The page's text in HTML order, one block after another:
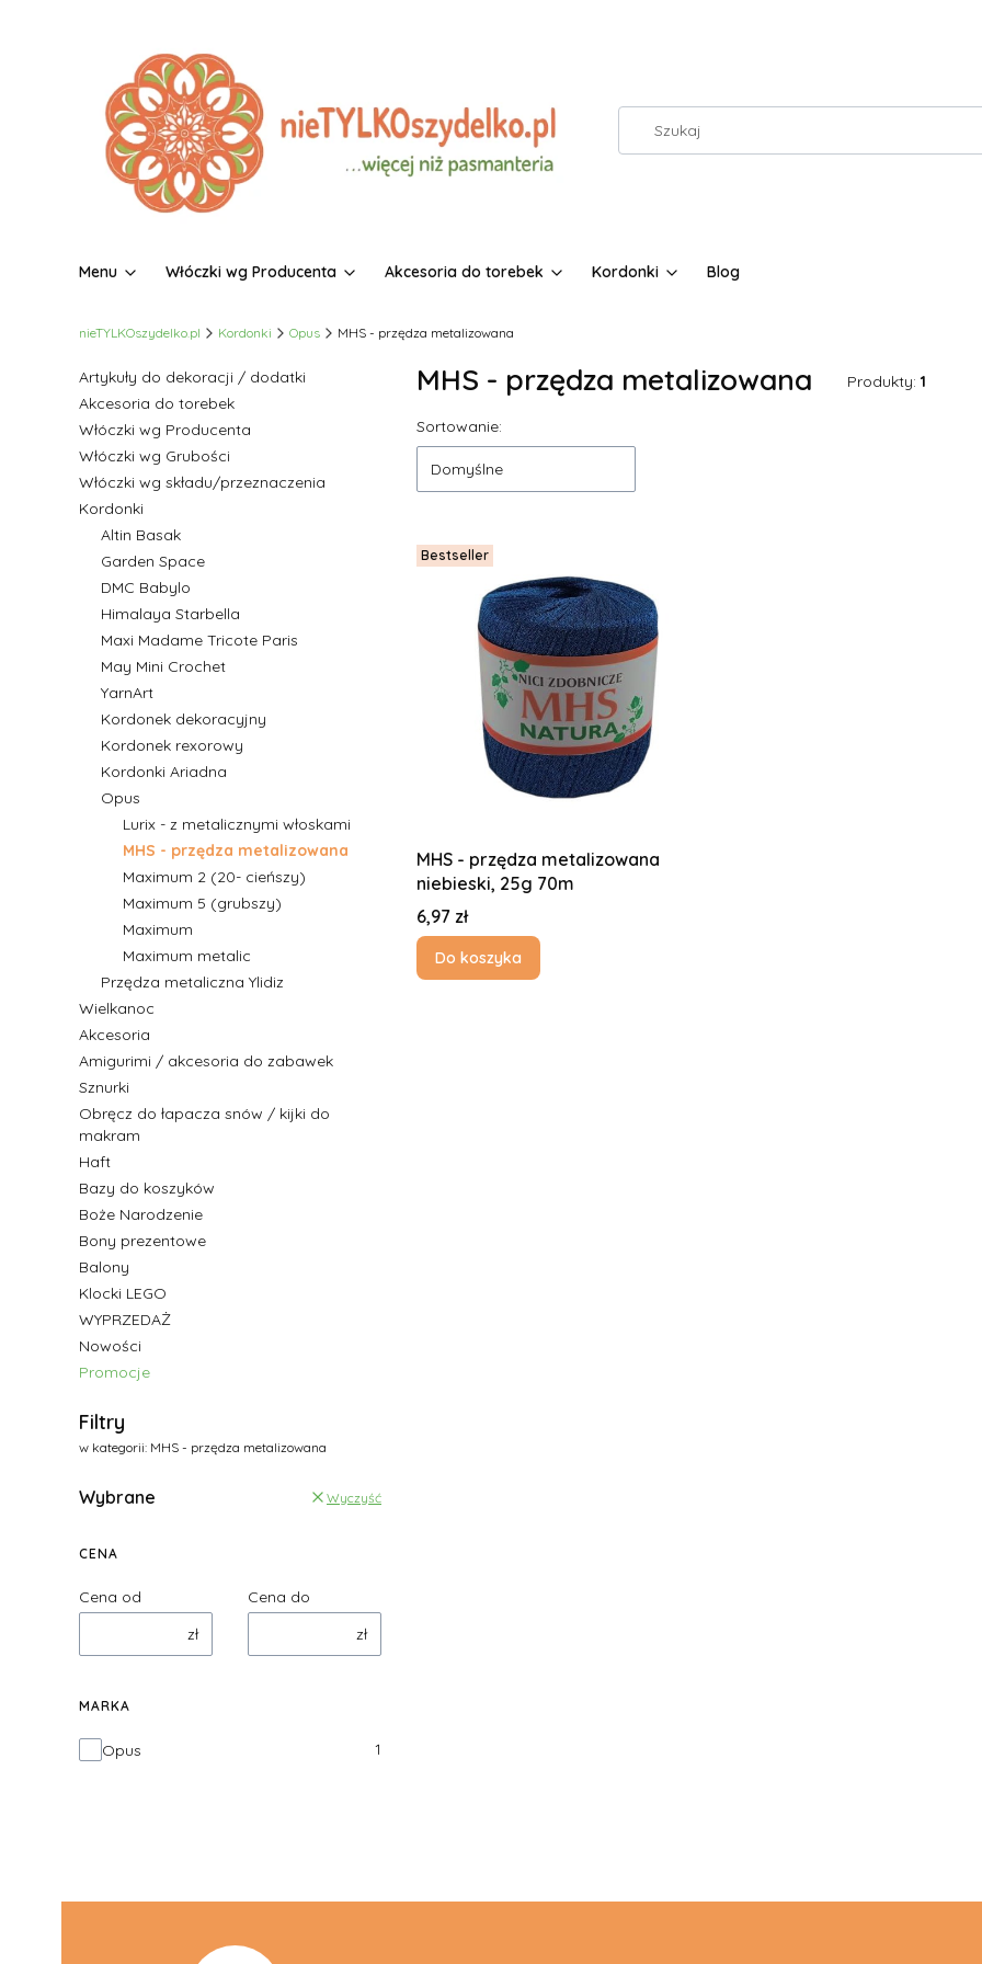
Menu Włóczki wg Producenta Akcesoria do torebek Kordonki Blog
nieTYLKOszydelko.pl Kordonki Opus MHS - przędza metalizowana
Artykuły do dekoracji / dodatki
Akcesoria do torebek
Włóczki wg Producenta
Włóczki wg Grubości
Włóczki wg składu/przeznaczenia
Kordonki
Altin Basak
Garden Space
DMC Babylo
Himalaya Starbella
Maxi Madame Tricote Paris
May Mini Crochet
YarnArt
Kordonek dekoracyjny
Kordonek rexorowy
Kordonki Ariadna
Opus
Lurix - z metalicznymi włoskami
MHS - przędza metalizowana
Maximum 2 (20- cieńszy)
Maximum 5 (grubszy)
Maximum
Maximum metalic
Przędza metaliczna Ylidiz
Wielkanoc
Akcesoria
Amigurimi / akcesoria do zabawek
Sznurki
Obręcz do łapacza snów / kijki do
makram
Haft
Bazy do koszyków
Boże Narodzenie
Bony prezentowe
Balony
Klocki LEGO
WYPRZEDAŻ
Nowości
Promocje
Filtry
w kategorii: MHS - przędza metalizowana
Wybrane Wyczyść
CENA
Cena od
zł
Cena do
zł
MARKA
Marka
Opus 1
MHS - przędza metalizowana Produkty: 1
Lista produktów
Sortowanie:
Domyślne
Bestseller
MHS - przędza metalizowana
niebieski, 25g 70m
Cena
6,97 zł
Do koszyka